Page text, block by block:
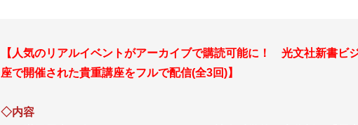
【人気のリアルイベントがアーカイブで購読可能に！ 光文社新書ビ
座で開催された貴重講座をフルで配信(全3回)】
◇内容